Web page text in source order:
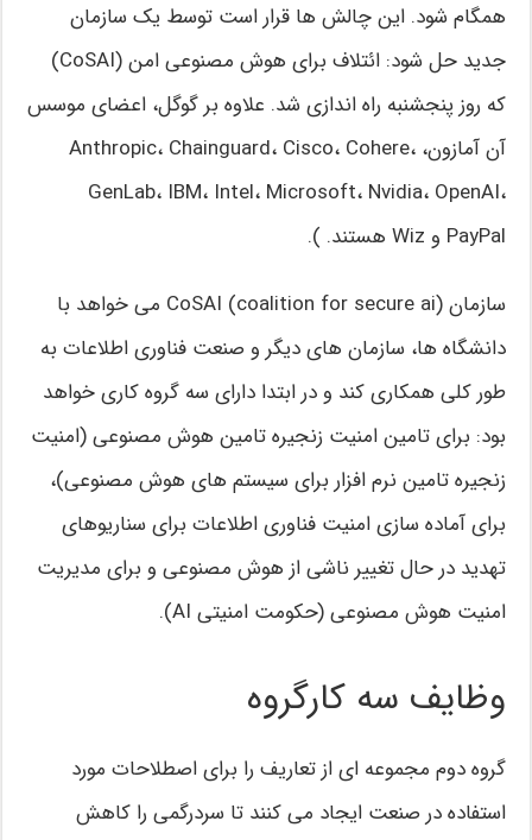
همگام شود. این چالش ها قرار است توسط یک سازمان
جدید حل شود: ائتلاف برای هوش مصنوعی امن (CoSAI)
که روز پنجشنبه راه اندازی شد. علاوه بر گوگل، اعضای موسس
آن آمازون، Anthropic، Chainguard، Cisco، Cohere،
GenLab، IBM، Intel، Microsoft، Nvidia، OpenAI،
PayPal و Wiz هستند. ).
سازمان CoSAI (coalition for secure ai) می خواهد با
دانشگاه ها، سازمان های دیگر و صنعت فناوری اطلاعات به
طور کلی همکاری کند و در ابتدا دارای سه گروه کاری خواهد
بود: برای تامین امنیت زنجیره تامین هوش مصنوعی (امنیت
زنجیره تامین نرم افزار برای سیستم های هوش مصنوعی)،
برای آماده سازی امنیت فناوری اطلاعات برای سناریوهای
تهدید در حال تغییر ناشی از هوش مصنوعی و برای مدیریت
امنیت هوش مصنوعی (حکومت امنیتی AI).
وظایف سه کارگروه
گروه دوم مجموعه ای از تعاریف را برای اصطلاحات مورد
استفاده در صنعت ایجاد می کنند تا سردرگمی را کاهش